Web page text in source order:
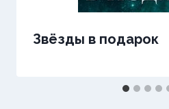
Звёзды в подарок